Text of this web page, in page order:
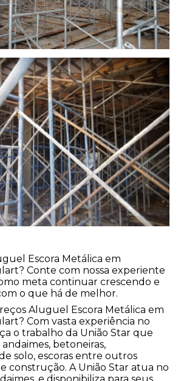
Escora Metálica em
Conte com nossa experiente
meta continuar crescendo e
o que há de melhor.
Aluguel Escora Metálica em
Com vasta experiência no
o trabalho da União Star que
betoneiras,
solo, escoras entre outros
construção. A União Star atua no